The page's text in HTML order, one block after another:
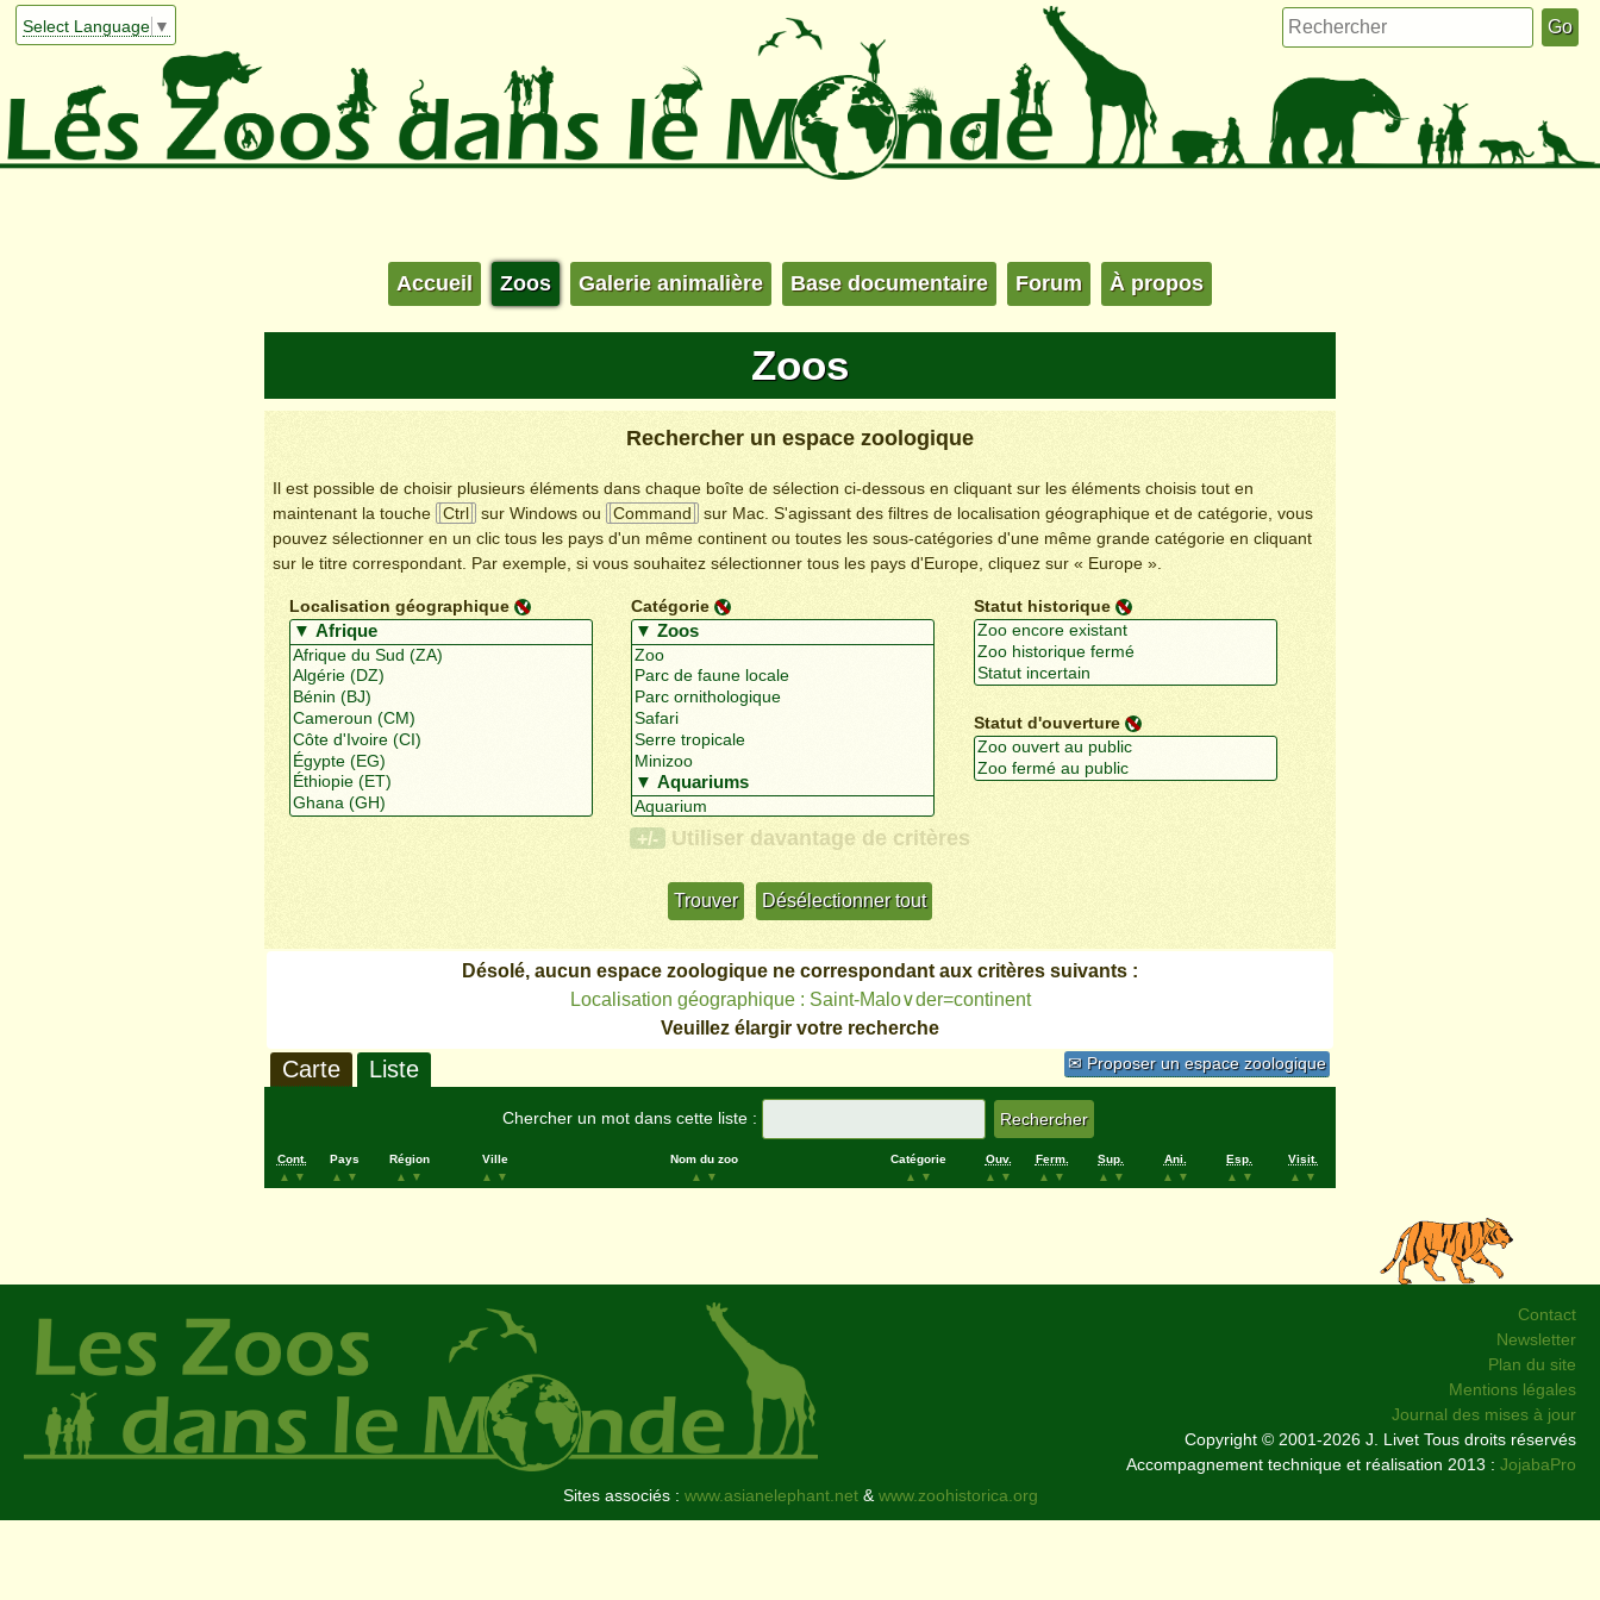
Select Language ▼
Accueil Zoos Galerie animalière Base documentaire Forum À propos
Zoos
Rechercher un espace zoologique
Il est possible de choisir plusieurs éléments dans chaque boîte de sélection ci-dessous en cliquant sur les éléments choisis tout en
maintenant la touche
Ctrl sur Windows ou Command
sur Mac. S'agissant des filtres de localisation géographique et de catégorie, vous
pouvez sélectionner en un clic tous les pays d'un même continent ou toutes les sous-catégories d'une même grande catégorie en cliquant
sur le titre correspondant. Par exemple, si vous souhaitez sélectionner tous les pays d'Europe, cliquez sur « Europe ».
Localisation géographique Catégorie Statut historique
Statut d'ouverture
+/- Utiliser davantage de critères
Désolé, aucun espace zoologique ne correspondant aux critères suivants :
Localisation géographique : Saint-Malo∨der=continent
Veuillez élargir votre recherche
✉ Proposer un espace zoologique
Carte Liste
Chercher un mot dans cette liste :
Cont.
▲
▼
Pays
▲
▼
Région
▲
▼
Ville
▲
▼
Nom du zoo
▲
▼
Catégorie
▲
▼
Ouv.
▲
▼
Ferm.
▲
▼
Sup.
▲
▼
Ani.
▲
▼
Esp.
▲
▼
Visit.
▲
▼
Contact
Newsletter
Plan du site
Mentions légales
Journal des mises à jour
Copyright © 2001-2026 J. Livet Tous droits réservés
Accompagnement technique et réalisation 2013 : JojabaPro
Sites associés : www.asianelephant.net&www.zoohistorica.org